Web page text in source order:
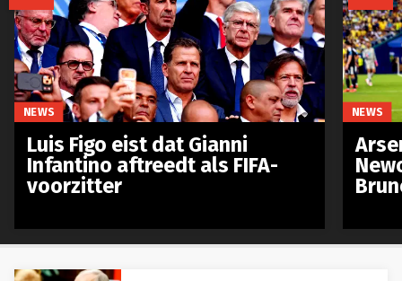
NEWS
Luis Figo eist dat Gianni
Infantino aftreedt als FIFA-
voorzitter
NEWS